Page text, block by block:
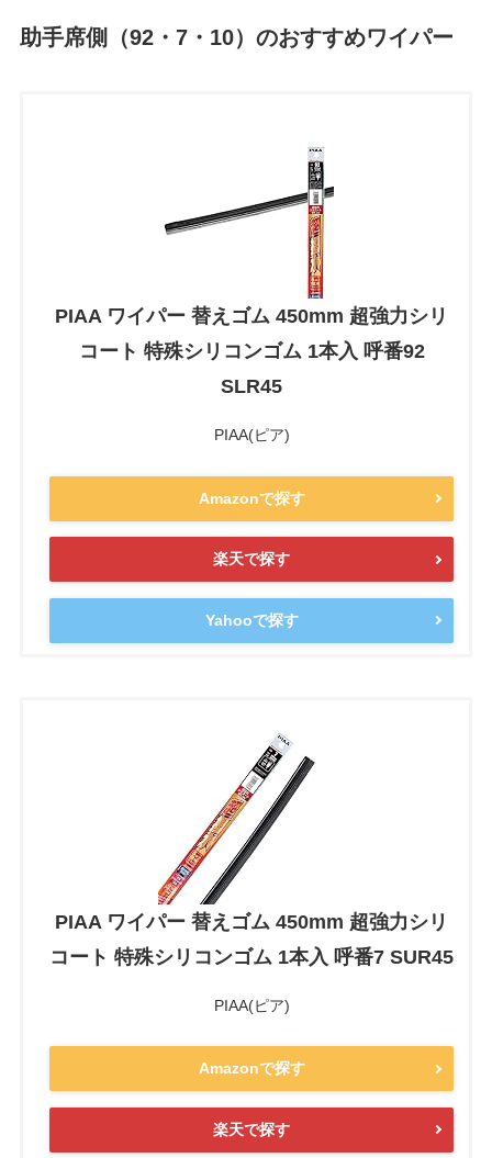
助手席側（92・7・10）のおすすめワイパー
PIAA ワイパー 替えゴム 450mm 超強力シリ
コート 特殊シリコンゴム 1本入 呼番92
SLR45
PIAA(ピア)
Amazonで探す
楽天で探す
Yahooで探す
PIAA ワイパー 替えゴム 450mm 超強力シリ
コート 特殊シリコンゴム 1本入 呼番7 SUR45
PIAA(ピア)
Amazonで探す
楽天で探す